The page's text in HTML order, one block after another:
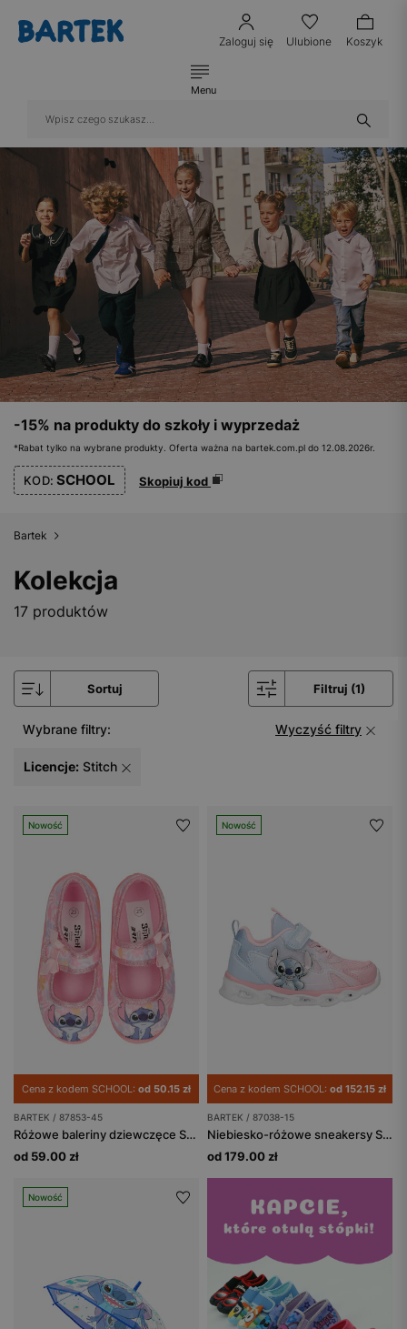
Zaloguj się Ulubione Koszyk
Menu
-15% na produkty do szkoły i wyprzedaż
*Rabat tylko na wybrane produkty. Oferta ważna na bartek.com.pl do 12.08.2026r.
KOD: SCHOOL Skopiuj kod
Bartek
Kolekcja
17 produktów
Sortuj Filtruj (1)
Wybrane filtry: Wyczyść filtry
Licencje: Stitch
Nowość
Cena z kodem SCHOOL: od 50.15 zł
BARTEK / 87853-45
Różowe baleriny dziewczęce Stitch BARTEK 87853-45
od 59.00 zł
Nowość
Cena z kodem SCHOOL: od 152.15 zł
BARTEK / 87038-15
Niebiesko-różowe sneakersy Stitch ze świecącą podeszwą BARTEK 87038-15
od 179.00 zł
Nowość